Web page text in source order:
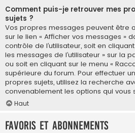
Comment puis-je retrouver mes
sujets ?
Vos propres messages peuvent être
sur le lien « Afficher vos messages »
contrôle de l’utilisateur, soit en
les messages de l’utilisateur » sur la
ou soit en cliquant sur le menu «
supérieure du forum. Pour effectuer
propres sujets, utilisez la recherche
convenablement les options qui vous
Haut
Favoris et abonnements